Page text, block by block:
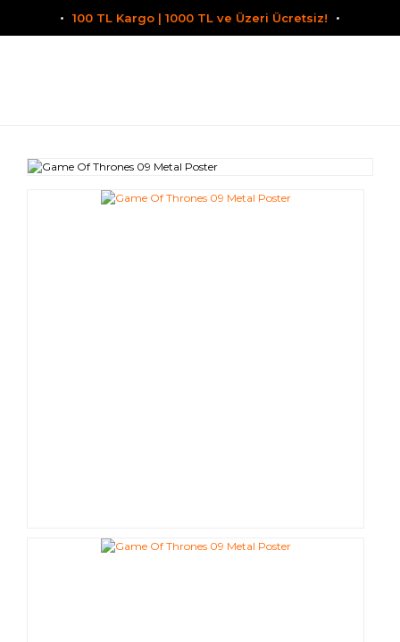
100 TL Kargo | 1000 TL ve Üzeri Ücretsiz!